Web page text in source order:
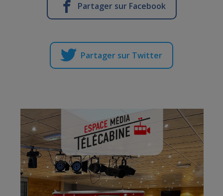
Partager sur Facebook
Partager sur Twitter